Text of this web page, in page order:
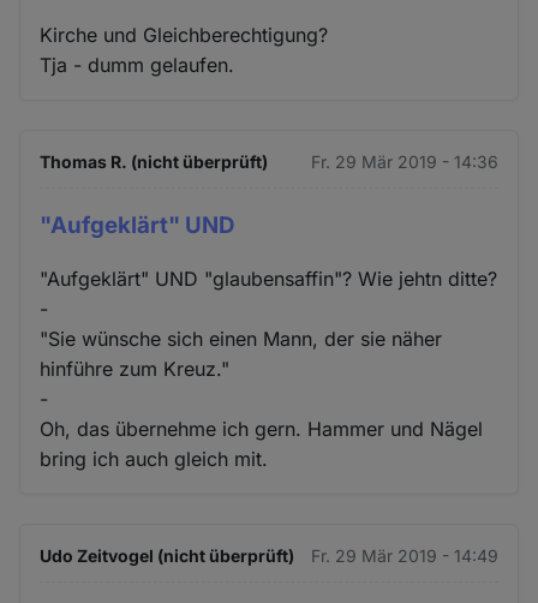
Kirche und Gleichberechtigung?
Tja - dumm gelaufen.
Thomas R. (nicht überprüft) Fr. 29 Mär 2019 - 14:36
"Aufgeklärt" UND
"Aufgeklärt" UND "glaubensaffin"? Wie jehtn ditte?
-
"Sie wünsche sich einen Mann, der sie näher
hinführe zum Kreuz."
-
Oh, das übernehme ich gern. Hammer und Nägel
bring ich auch gleich mit.
Udo Zeitvogel (nicht überprüft) Fr. 29 Mär 2019 - 14:49